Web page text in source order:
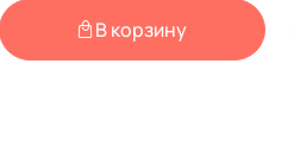
В корзину